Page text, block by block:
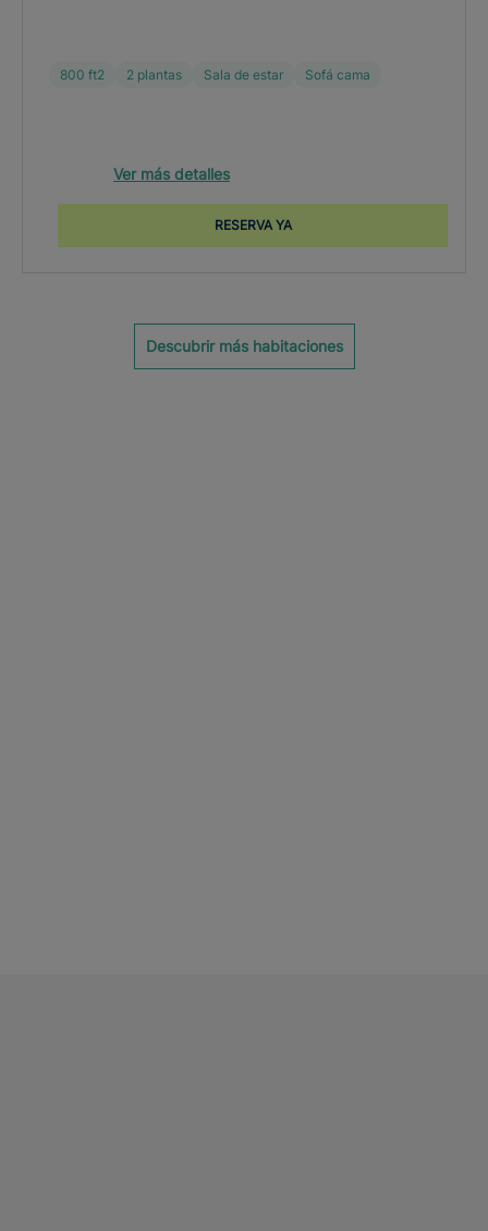
800 ft2 2 plantas Sala de estar Sofá cama
Ver más detalles
RESERVA YA
Descubrir más habitaciones